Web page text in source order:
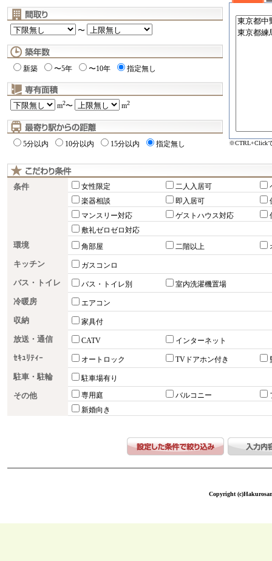
〜
新築 〜5年 〜10年 指定無し
m2〜 m2
5分以内 10分以内 15分以内 指定無し ※CTRL+Click
条件 女性限定 二人入居可
楽器相談
即入居可
マンスリー対応
ゲストハウス対応
敷礼ゼロゼロ対応
環境 角部屋 二階以上
キッチン ガスコンロ
バス・トイレ バス・トイレ別 室内洗濯機置場
冷暖房 エアコン
収納 家具付
放送・通信 CATV インターネット
ｾｷｭﾘﾃｨｰ オートロック TVドアホン付き
駐車・駐輪 駐車場有り
その他 専用庭 バルコニー
新婚向き
Copyright